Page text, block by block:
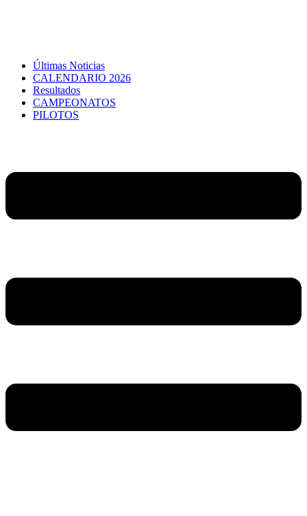
Últimas Noticias
CALENDARIO 2026
Resultados
CAMPEONATOS
PILOTOS